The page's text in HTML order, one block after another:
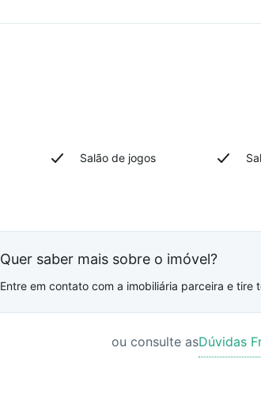
Salão de jogos
Quer saber mais sobre o imóvel?
Entre em contato com a imobiliária parceira e tire
ou consulte asDúvidas